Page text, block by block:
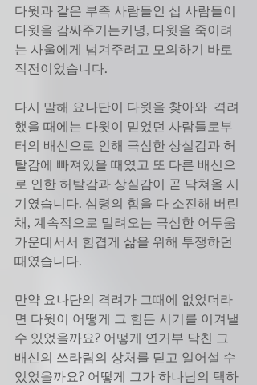
다윗과 같은 부족 사람들인 십 사람들이
다윗을 감싸주기는커녕, 다윗을 죽이려
는 사울에게 넘겨주려고 모의하기 바로
직전이었습니다.
다시 말해 요나단이 다윗을 찾아와  격려
했을 때에는 다윗이 믿었던 사람들로부
터의 배신으로 인해 극심한 상실감과 허
탈감에 빠져있을 때였고 또 다른 배신으
로 인한 허탈감과 상실감이 곧 닥쳐올 시
기였습니다. 심령의 힘을 다 소진해 버린
채, 계속적으로 밀려오는 극심한 어두움
가운데서서 힘겹게 삶을 위해 투쟁하던
때였습니다.
만약 요나단의 격려가 그때에 없었더라
면 다윗이 어떻게 그 힘든 시기를 이겨낼
수 있었을까요? 어떻게 연거부 닥친 그
배신의 쓰라림의 상처를 딛고 일어설 수
있었을까요? 어떻게 그가 하나님의 택하